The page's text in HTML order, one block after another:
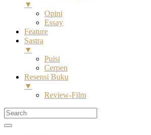
▼
Opini
Essay
Feature
Sastra
▼
Puisi
Cerpen
Resensi Buku
▼
Review-Film